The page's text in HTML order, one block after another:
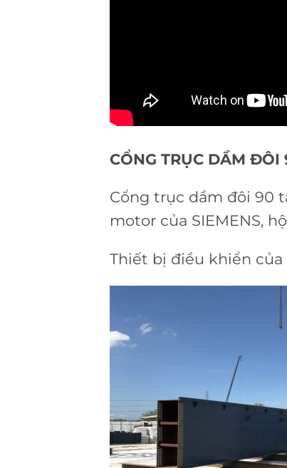
CỔNG TRỤC DẦM
Cổng trục dầm đôi 90
motor của SIEMENS,
Thiết bị điều khiển